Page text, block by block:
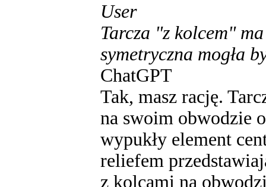
User
Tarcza "z kolcem"
symetryczna mogła
ChatGPT
Tak, masz rację.
na swoim obwodzie
wypukły element
reliefem
z kolcami na